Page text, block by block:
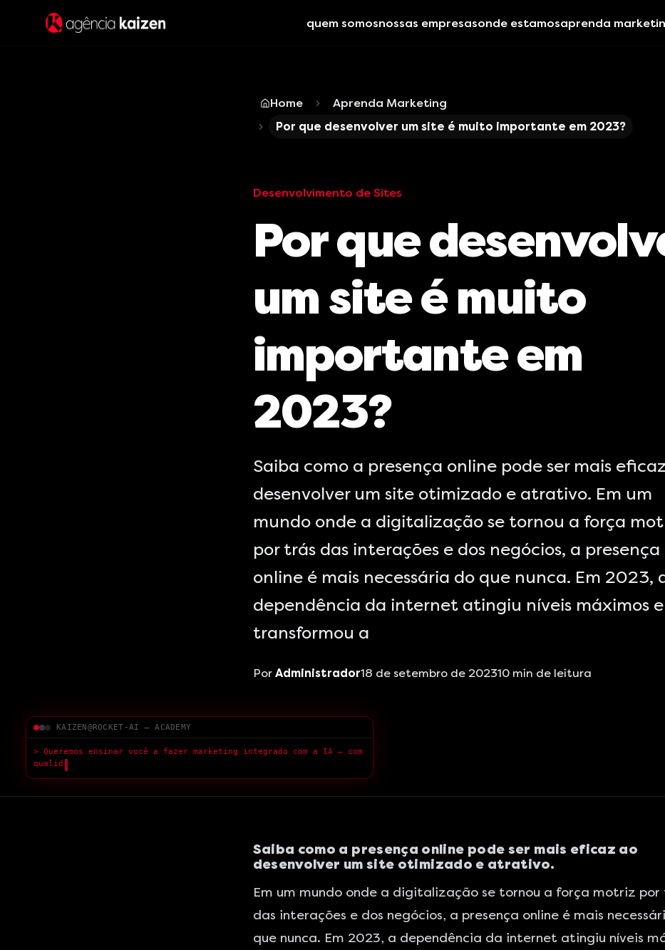
quem somosnossas empresasonde estamosaprenda
Home
Aprenda Marketing
Por que desenvolver um site é muito importante em 2023?
Desenvolvimento de Sites
Por que
um site é muito
importante em
2023?
Saiba como a presença online pode ser mais
desenvolver um site otimizado e atrativo. Em um
mundo onde a digitalização se tornou a força
por trás das interações e dos negócios, a presença
online é mais necessária do que nunca. Em 2023,
dependência da internet atingiu níveis máximos e
transformou a
Por Administrador18 de setembro de 202310 min de leitura
KAIZEN@ROCKET-AI — ACADEMY
> Queremos ensinar você a fazer marketing integrado com a IA — com
qualidade superior.
Saiba como a presença online pode ser mais eficaz ao
desenvolver um site otimizado e atrativo.
Em um mundo onde a digitalização se tornou a força motriz por
das interações e dos negócios, a presença online é mais
que nunca. Em 2023, a dependência da internet atingiu níveis